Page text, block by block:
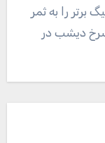
را به ثمر
دیشب در